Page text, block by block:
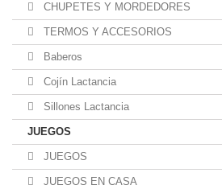
CHUPETES Y MORDEDORES
TERMOS Y ACCESORIOS
Baberos
Cojín Lactancia
Sillones Lactancia
JUEGOS
JUEGOS
JUEGOS EN CASA